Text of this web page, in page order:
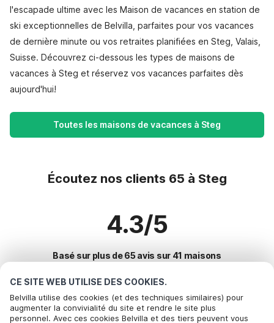
CE SITE WEB UTILISE DES COOKIES.
Belvilla utilise des cookies (et des techniques similaires) pour
augmenter la convivialité du site et rendre le site plus
personnel. Avec ces cookies Belvilla et des tiers peuvent vous
l'escapade ultime avec les Maison de vacances en station de
ski exceptionnelles de Belvilla, parfaites pour vos vacances
de dernière minute ou vos retraites planifiées en Steg, Valais,
Suisse. Découvrez ci-dessous les types de maisons de
vacances à Steg et réservez vos vacances parfaites dès
aujourd'hui!
Toutes les maisons de vacances à Steg
Écoutez nos clients 65 à Steg
4.3/5
Basé sur plus de 65 avis sur 41 maisons
Destinations les plus populaires pour les